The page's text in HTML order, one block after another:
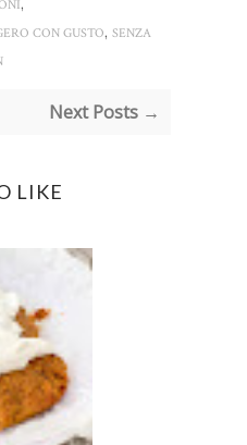
CON GUSTO, SENZA
Next Posts →
LIKE